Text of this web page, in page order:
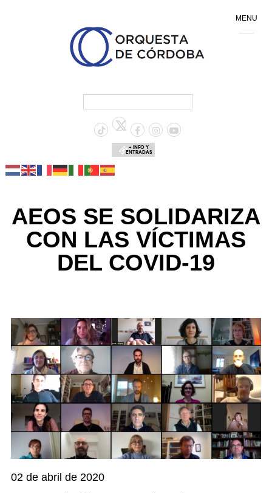
+ INFO Y
ENTRADAS
AEOS SE SOLIDARIZA
CON LAS VÍCTIMAS
DEL COVID-19
02 de abril de 2020
MENU